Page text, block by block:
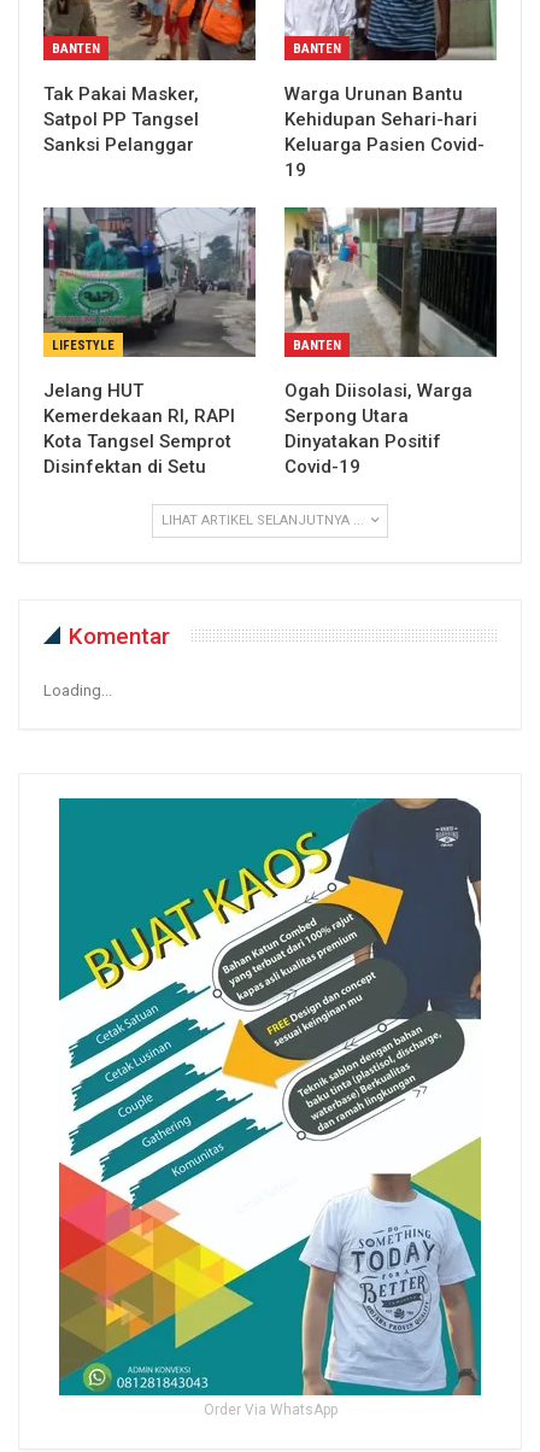
BANTEN
Tak Pakai Masker,
Satpol PP Tangsel
Sanksi Pelanggar
BANTEN
Warga Urunan Bantu
Kehidupan Sehari-hari
Keluarga Pasien Covid-
19
LIFESTYLE
Jelang HUT
Kemerdekaan RI, RAPI
Kota Tangsel Semprot
Disinfektan di Setu
BANTEN
Ogah Diisolasi, Warga
Serpong Utara
Dinyatakan Positif
Covid-19
LIHAT ARTIKEL SELANJUTNYA ...
Komentar
Loading...
Order Via WhatsApp